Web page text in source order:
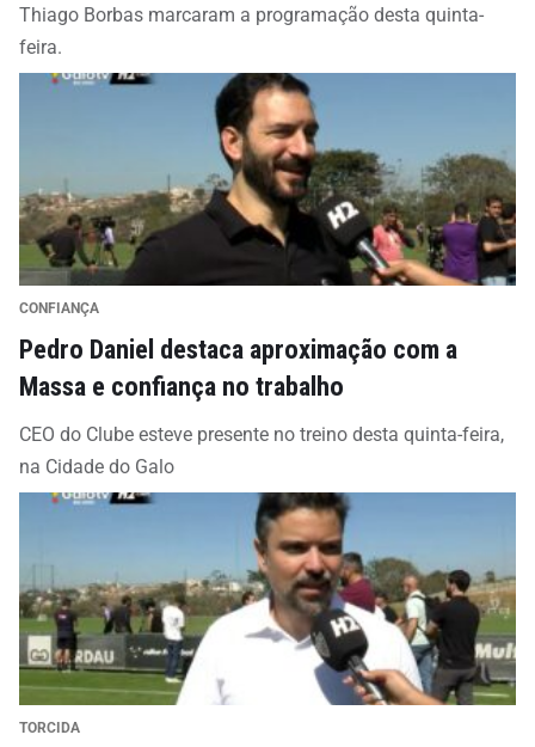
Thiago Borbas marcaram a programação desta quinta-
feira.
CONFIANÇA
Pedro Daniel destaca aproximação com a
Massa e confiança no trabalho
CEO do Clube esteve presente no treino desta quinta-feira,
na Cidade do Galo
TORCIDA